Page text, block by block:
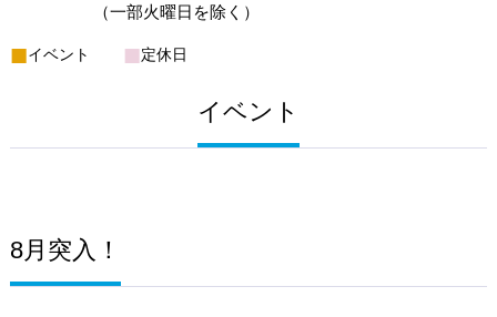
（一部火曜日を除く）
■イベント ■定休日
イベント
8月突入！